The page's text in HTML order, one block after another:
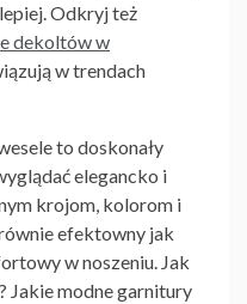
Odkryj też
dekoltów w
w trendach
to doskonały
elegancko i
krojom, kolorom i
efektowny jak
w noszeniu. Jak
Jakie modne garnitury